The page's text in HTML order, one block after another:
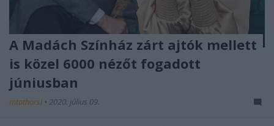
A Madách Színház zárt ajtók mellett
is közel 6000 nézőt fogadott
júniusban
mtothorsi • 2020. július 09.